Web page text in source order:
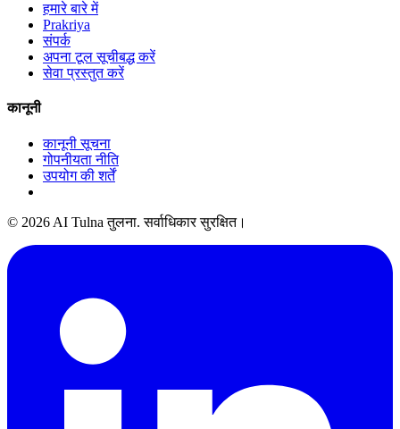
हमारे बारे में
Prakriya
संपर्क
अपना टूल सूचीबद्ध करें
सेवा प्रस्तुत करें
कानूनी
कानूनी सूचना
गोपनीयता नीति
उपयोग की शर्तें
© 2026 AI Tulna तुलना. सर्वाधिकार सुरक्षित।